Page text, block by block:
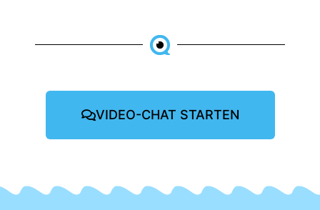
VIDEO-CHAT STARTEN